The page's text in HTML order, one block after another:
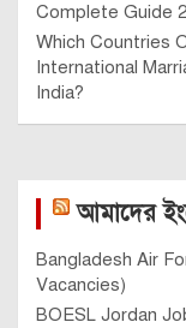
Complete Guide
Which Countries
International
India?
আমাদের
Bangladesh Air
Vacancies)
BOESL Jordan